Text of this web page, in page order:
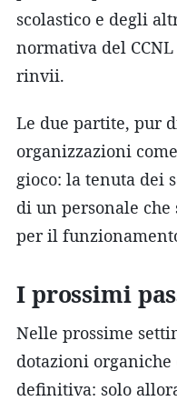
scolastico e degli
normativa del
rinvii.
Le due partite, pur
organizzazioni
gioco: la tenuta dei
di un personale
per il
I prossimi
Nelle prossime
dotazioni organiche
definitiva: solo